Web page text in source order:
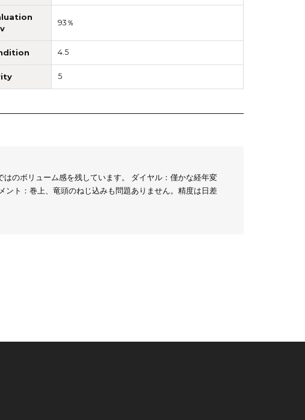
93％
4.5
5
のボリューム感を残しています。 ダイヤル：僅かな経年変
ト：巻上、竜頭のねじ込みも問題ありません。精度は日差